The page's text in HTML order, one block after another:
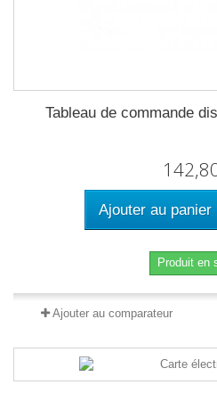
Tableau de commande
Ajouter au panier
Produit en
Ajouter au comparateur